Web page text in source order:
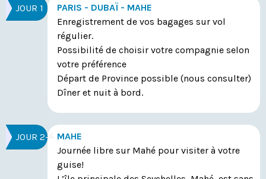
JOUR 1
PARIS - DUBAÏ - MAHE
Enregistrement de vos bagages sur vol
régulier.
Possibilité de choisir votre compagnie selon
votre préférence
Départ de Province possible (nous consulter)
Dîner et nuit à bord.
JOUR 2-4 MAHE
Journée libre sur Mahé pour visiter à votre
guise!